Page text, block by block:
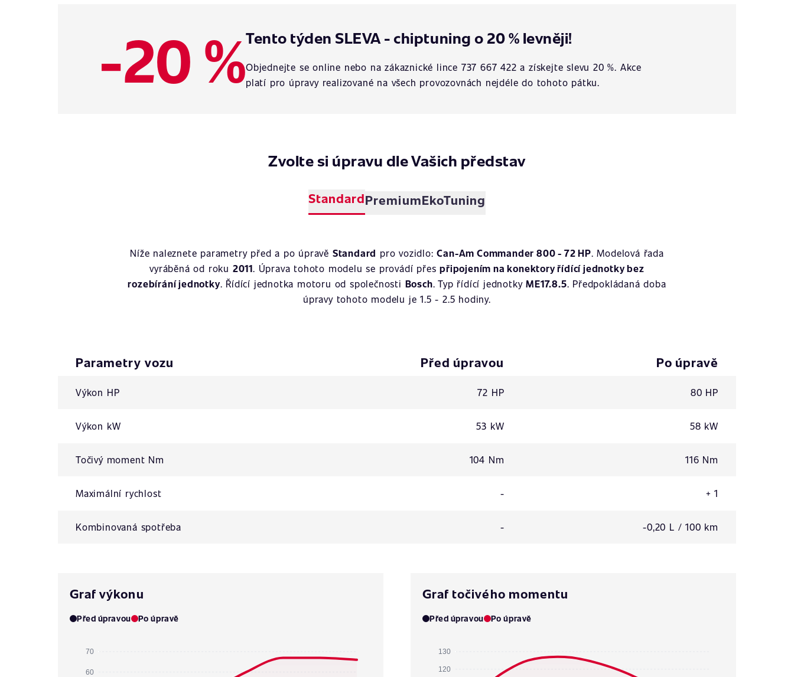
-20 %Tento týden SLEVA - chiptuning o 20 % levněji!
Objednejte se online nebo na zákaznické lince 737 667 422 a získejte slevu 20 %. Akce
platí pro úpravy realizované na všech provozovnách nejdéle do tohoto pátku.
Zvolte si úpravu dle Vašich představ
StandardPremiumEkoTuning
Níže naleznete parametry před a po úpravě Standard pro vozidlo:Can-Am Commander 800 - 72 HP. Modelová řada
vyráběná od roku 2011. Úprava tohoto modelu se provádí přespřipojením na konektory řídící jednotky bez
rozebírání jednotky. Řídící jednotka motoru od společnosti Bosch. Typ řídící jednotkyME17.8.5. Předpokládaná doba
úpravy tohoto modelu je 1.5 - 2.5 hodiny.
Parametry vozu Před úpravou Po úpravě
Výkon HP 72 HP 80 HP
Výkon kW 53 kW 58 kW
Točivý moment Nm 104 Nm 116 Nm
Maximální rychlost - + 1
Kombinovaná spotřeba - -0,20 L / 100 km
Graf výkonu
Před úpravou Po úpravě
70
60
Graf točivého momentu
Před úpravou Po úpravě
130
120